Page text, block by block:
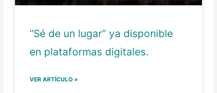
“Sé de un lugar” ya disponible
en plataformas digitales.
VER ARTÍCULO »